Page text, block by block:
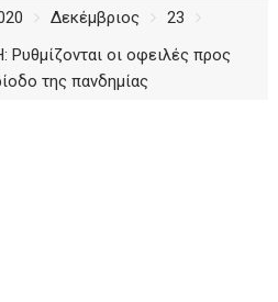
Δεκέμβριος
23
οι οφειλές προς
της πανδημίας